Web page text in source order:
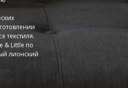
текстиля.
& Little по
лионский